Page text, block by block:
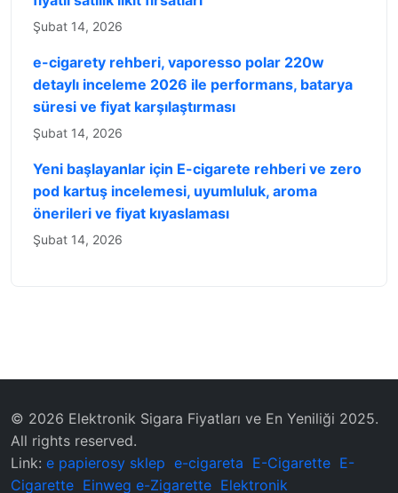
Şubat 14, 2026
e-cigarety rehberi, vaporesso polar 220w
detaylı inceleme 2026 ile performans, batarya
süresi ve fiyat karşılaştırması
Şubat 14, 2026
Yeni başlayanlar için E-cigarete rehberi ve zero
pod kartuş incelemesi, uyumluluk, aroma
önerileri ve fiyat kıyaslaması
Şubat 14, 2026
© 2026 Elektronik Sigara Fiyatları ve En Yeniliği 2025.
All rights reserved.
Link: e papierosy sklep e-cigareta E-Cigarette E-
Cigarette Einweg e-Zigarette Elektronik